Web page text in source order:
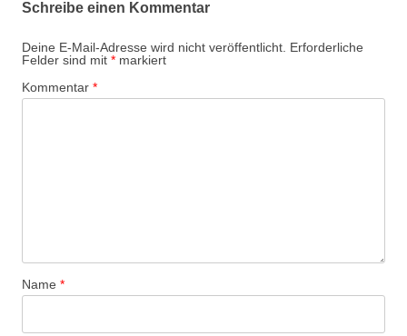
Schreibe einen Kommentar
Deine E-Mail-Adresse wird nicht veröffentlicht. Erforderliche
Felder sind mit * markiert
Kommentar *
Name *